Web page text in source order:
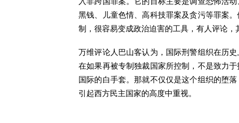
黑钱、儿童色情、高科技罪案及贪污等罪案
制，很容易变成政治迫害的工具，有人评论，
万维评论人巴山客认为，国际刑警组织在历
在如果再被专制独裁国家所控制，不是致力
国际的白手套。那就不仅仅是这个组织的堕
引起西方民主国家的高度中重视。